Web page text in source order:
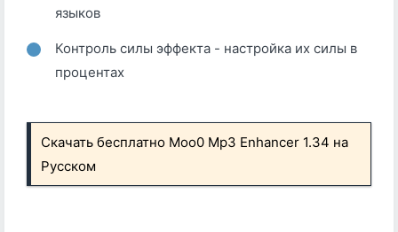
языков
Контроль силы эффекта - настройка их силы в
процентах
Скачать бесплатно Moo0 Mp3 Enhancer 1.34 на
Русском